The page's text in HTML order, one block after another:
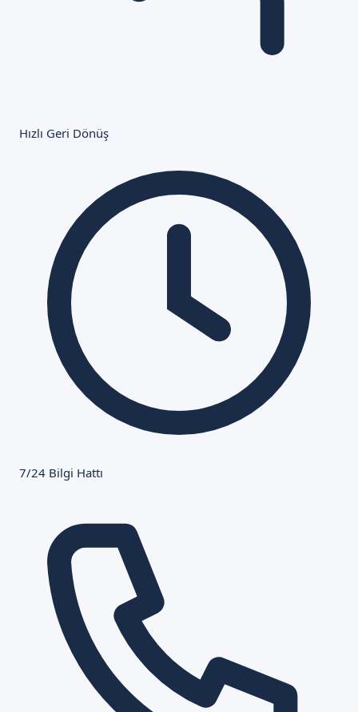
Hızlı Geri Dönüş
7/24 Bilgi Hattı